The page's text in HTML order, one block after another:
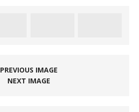
PREVIOUS IMAGE
NEXT IMAGE